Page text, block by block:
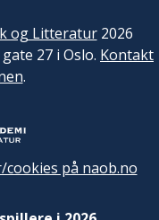
og Litteratur2026
27 i Oslo. Kontakt
.
på naob.no